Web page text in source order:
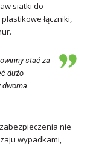
siatki do
łączniki,
stać za
dużo
dwoma
nie
wypadkami,